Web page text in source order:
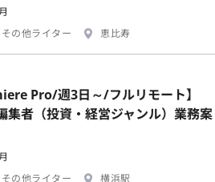
の他ライター
恵比寿
Pro/週3日～/フルリモート】
者（投資・経営ジャンル）業務案
の他ライター
横浜駅